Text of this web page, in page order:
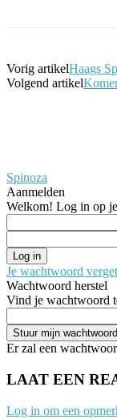
Vorig artikelHaags
Volgend artikel
Spinoza
Aanmelden
Welkom! Log in op
Je wachtwoord
Wachtwoord herstel
Vind je wachtwoord
Er zal een
LAAT EEN
Log in om een